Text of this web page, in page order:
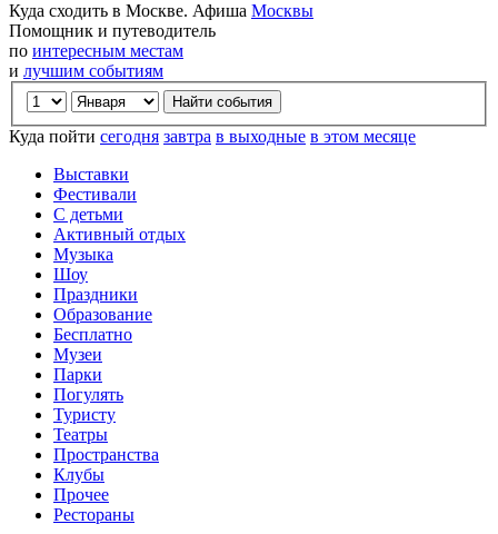
Куда сходить в Москве. Афиша Москвы
Помощник и путеводитель
по интересным местам
и лучшим событиям
Куда пойти сегодня завтра в выходные в этом месяце
Выставки
Фестивали
С детьми
Активный отдых
Музыка
Шоу
Праздники
Образование
Бесплатно
Музеи
Парки
Погулять
Туристу
Театры
Пространства
Клубы
Прочее
Рестораны